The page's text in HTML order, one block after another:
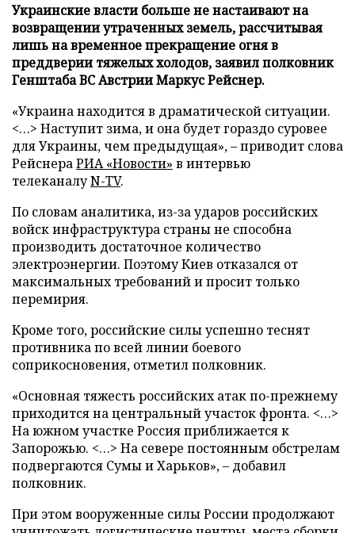
Украинские власти больше не настаивают на
возвращении утраченных земель, рассчитывая
лишь на временное прекращение огня в
преддверии тяжелых холодов, заявил полковник
Генштаба ВС Австрии Маркус Рейснер.
«Украина находится в драматической ситуации.
<…> Наступит зима, и она будет гораздо суровее
для Украины, чем предыдущая», – приводит слова
РейснераРИА «Новости» в интервью
телеканалуN-TV.
По словам аналитика, из-за ударов российских
войск инфраструктура страны не способна
производить достаточное количество
электроэнергии. Поэтому Киев отказался от
максимальных требований и просит только
перемирия.
Кроме того, российские силы успешно теснят
противника по всей линии боевого
соприкосновения, отметил полковник.
«Основная тяжесть российских атак по-прежнему
приходится на центральный участок фронта. <…>
На южном участке Россия приближается к
Запорожью. <…> На севере постоянным обстрелам
подвергаются Сумы и Харьков», – добавил
полковник.
При этом вооруженные силы России продолжают